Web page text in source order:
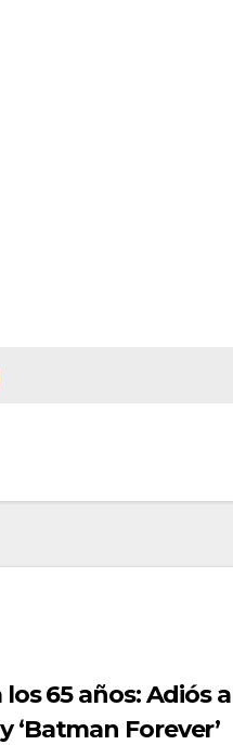
los 65 años: Adiós
‘Batman Forever’